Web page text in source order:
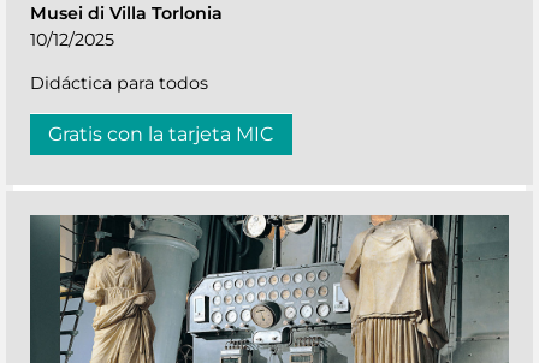
Musei di Villa Torlonia
10/12/2025
Didáctica para todos
Gratis con la tarjeta MIC